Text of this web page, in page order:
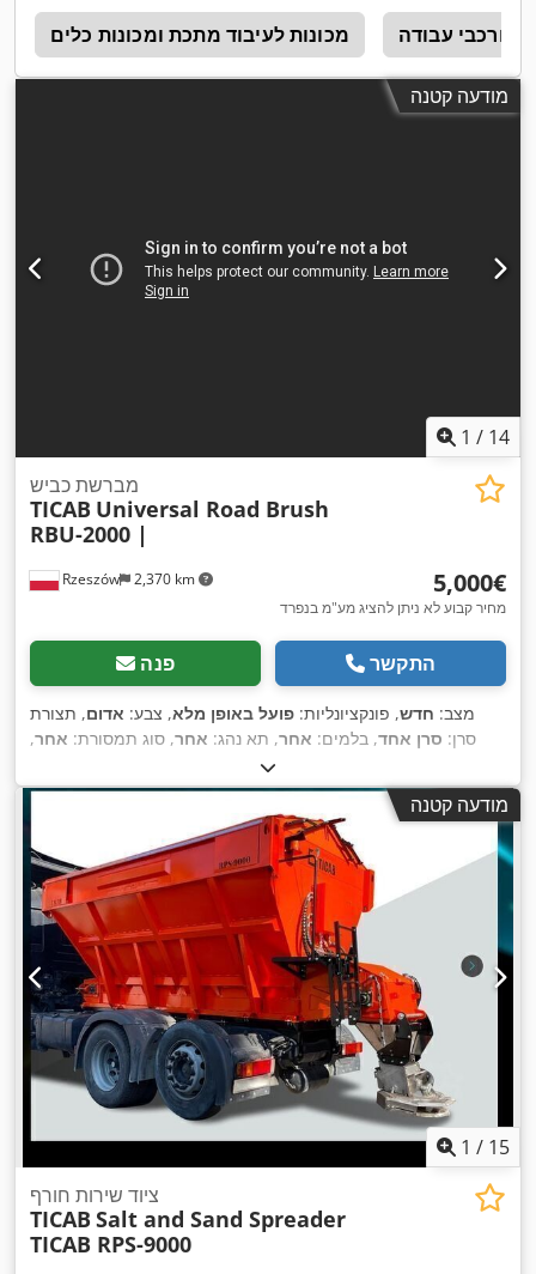
מכונות לעיבוד מתכת ומכונות כלים ורכבי עבודה
מודעה קטנה
1 / 14
Rzeszów 2,370 km
מברשת כביש
TICAB Universal Road Brush
RBU-2000 |
‏5,000 ‏€
מחיר קבוע לא ניתן להציג מע"מ בנפרד
פנה התקשר
מצב: חדש, פונקציונליות: פועל באופן מלא, צבע: אדום, תצורת
סרן: סרן אחד, בלמים: אחר, תא נהג: אחר, סוג תמסורת: אחר,
, מתלה:
הידראוליקה, רמת רעש נמוכה,
מודעה קטנה
1 / 15
ציוד שירות חורף
TICAB Salt and Sand Spreader
TICAB RPS-9000